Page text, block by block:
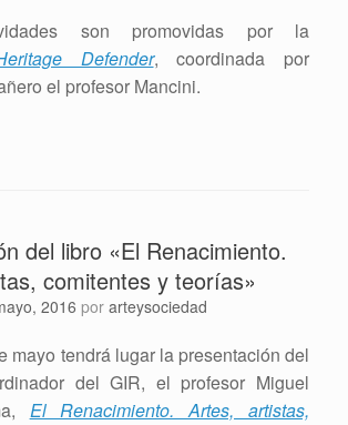
son promovidas por la
Defender, coordinada por
el profesor Mancini.
del libro «El Renacimiento.
comitentes y teorías»
2016 por arteysociedad
mayo tendrá lugar la presentación del
del GIR, el profesor Miguel
El Renacimiento. Artes, artistas,